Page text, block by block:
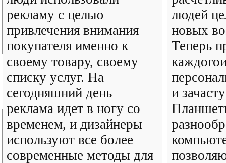
рекламу с целью
привлечения внимания
покупателя именно к
своему товару, своему
списку услуг. На
сегодняшний день
реклама идет в ногу со
временем, и дизайнеры
используют все более
современные методы для
людей
новых
Теперь
и